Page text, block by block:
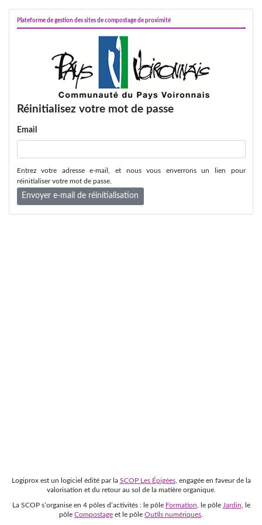
Plateforme de gestion des sites de compostage de proximité
Réinitialisez votre mot de passe
Email
Entrez votre adresse e-mail, et nous vous enverrons un lien pour
réinitialiser votre mot de passe.
Envoyer e-mail de réinitialisation
Logiprox est un logiciel édité par la SCOP Les Épigées, engagée en faveur de la
valorisation et du retour au sol de la matière organique.
La SCOP s’organise en 4 pôles d’activités : le pôle Formation , le pôle Jardin , le
pôle Compostage et le pôle Outils numériques